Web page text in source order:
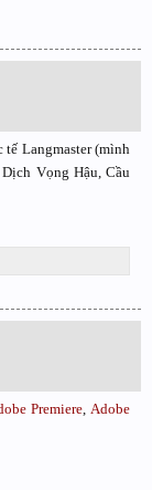
Langmaster (mình
Vọng Hậu, Cầu
Premiere, Adobe